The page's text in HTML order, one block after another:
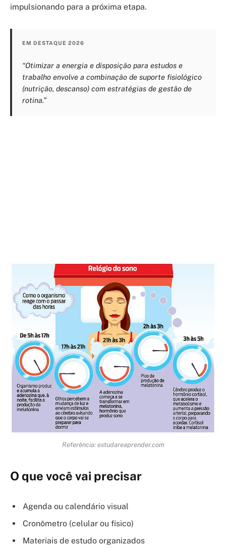
impulsionando para a próxima etapa.
EM DESTAQUE 2026
“Otimizar a energia e disposição para estudos e
trabalho envolve a combinação de suporte fisiológico
(nutrição, descanso) com estratégias de gestão de
rotina.”
Referência: estudareaprender.com
O que você vai precisar
Agenda ou calendário visual
Cronômetro (celular ou físico)
Materiais de estudo organizados